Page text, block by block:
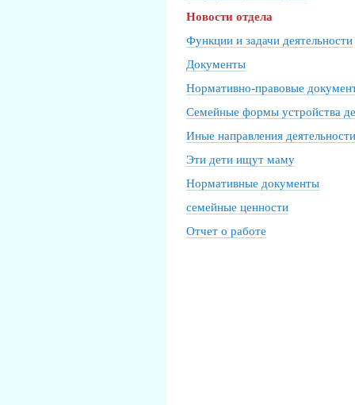
Новости отдела
Функции и задачи деятельности
Документы
Нормативно-правовые
Семейные формы устройства
Иные направления деятельности
Эти дети ищут маму
Нормативные документы
семейные ценности
Отчет о работе